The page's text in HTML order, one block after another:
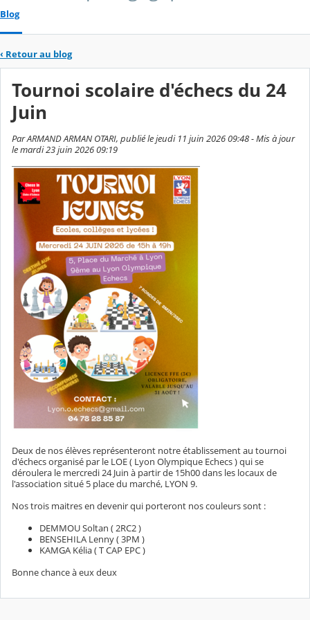
Blog
‹ Retour au blog
Tournoi scolaire d'échecs du 24
Juin
Par ARMAND ARMAN OTARI, publié le jeudi 11 juin 2026 09:48 - Mis à jour
le mardi 23 juin 2026 09:19
Deux de nos élèves représenteront notre établissement au tournoi
d'échecs organisé par le LOE ( Lyon Olympique Echecs ) qui se
déroulera le mercredi 24 Juin à partir de 15h00 dans les locaux de
l'association situé 5 place du marché, LYON 9.
Nos trois maitres en devenir qui porteront nos couleurs sont :
DEMMOU Soltan ( 2RC2 )
BENSEHILA Lenny ( 3PM )
KAMGA Kélia ( T CAP EPC )
Bonne chance à eux deux